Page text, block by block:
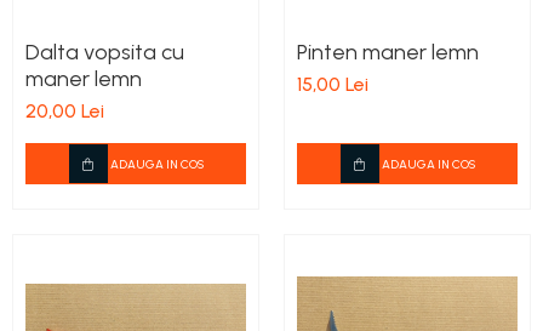
Dalta vopsita cu
maner lemn
20,00 Lei
ADAUGA IN COS
Pinten maner lemn
15,00 Lei
ADAUGA IN COS